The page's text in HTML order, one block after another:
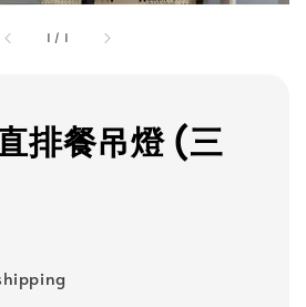
1 / 1
排餐吊燈 (三